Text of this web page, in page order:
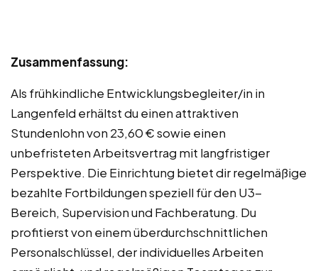
Zusammenfassung:
Als frühkindliche Entwicklungsbegleiter/in in
Langenfeld erhältst du einen attraktiven
Stundenlohn von 23,60 € sowie einen
unbefristeten Arbeitsvertrag mit langfristiger
Perspektive. Die Einrichtung bietet dir regelmäßige
bezahlte Fortbildungen speziell für den U3-
Bereich, Supervision und Fachberatung. Du
profitierst von einem überdurchschnittlichen
Personalschlüssel, der individuelles Arbeiten